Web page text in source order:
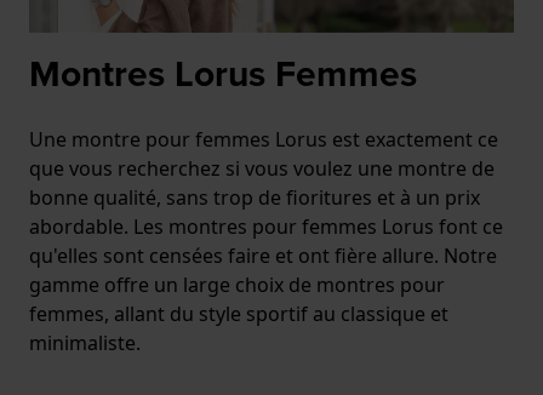
Montres Lorus Femmes
Une montre pour femmes Lorus est exactement ce
que vous recherchez si vous voulez une montre de
bonne qualité, sans trop de fioritures et à un prix
abordable. Les montres pour femmes Lorus font ce
qu'elles sont censées faire et ont fière allure. Notre
gamme offre un large choix de montres pour
femmes, allant du style sportif au classique et
minimaliste.